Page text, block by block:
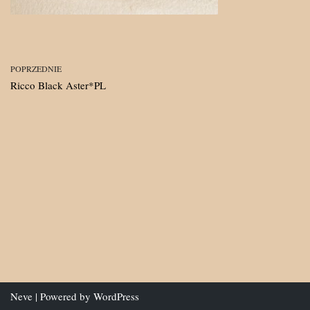
POPRZEDNIE
Ricco Black Aster*PL
Neve | Powered by WordPress